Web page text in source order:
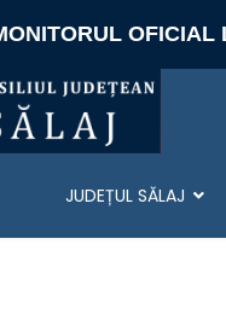
OFICIAL
JUDEȚUL SĂLAJ